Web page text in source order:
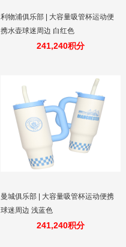
利物浦俱乐部 | 大容量吸管杯运动便
携水壶球迷周边 白红色
241,240积分
曼城俱乐部 | 大容量吸管杯运动便携
球迷周边 浅蓝色
241,240积分